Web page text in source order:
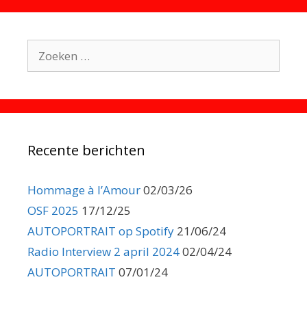
naar:
Recente berichten
Hommage à l’Amour02/03/26
OSF 2025 17/12/25
AUTOPORTRAIT op Spotify 21/06/24
Radio Interview 2 april 202402/04/24
AUTOPORTRAIT 07/01/24